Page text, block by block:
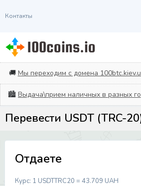
Контакты
🚚 Мы переходим с домена
🏙️ Выдача\прием наличных в разных
Перевести USDT (TRC-
Отдаете
Курс: 1 USDTTRC20 = 43.709 UAH